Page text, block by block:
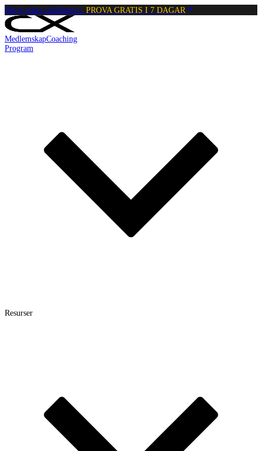
Börja träna calisthenics: PROVA GRATIS I 7 DAGAR
MedlemskapCoaching
Program
Resurser